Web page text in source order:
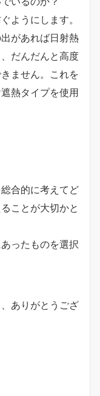
ようにします。
があれば日射熱
だんだんと高度
ません。これを
熱タイプを使用
合的に考えてど
ことが大切かと
ったものを選択
ありがとうござ